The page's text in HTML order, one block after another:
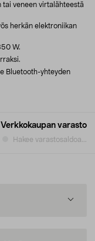
Verkkokaupan varasto
Hakee varastosaldoa...
tai veneen virtalähteestä
herkän elektroniikan
W.
Bluetooth-yhteyden